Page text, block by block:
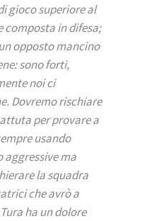
gioco superiore al
composta in difesa;
opposto mancino
sono forti,
noi ci
Dovremo rischiare
per provare a
usando
aggressive ma
la squadra
che avrò a
ha un dolore